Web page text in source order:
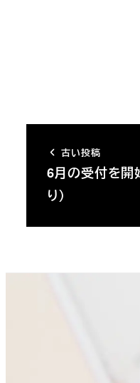
古い投稿
6月の受付を開
り）